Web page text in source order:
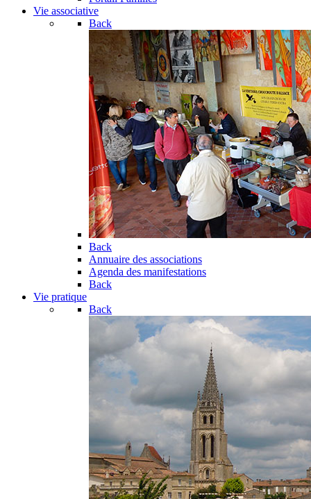
Vie associative
Back
Back
Annuaire des associations
Agenda des manifestations
Back
Vie pratique
Back